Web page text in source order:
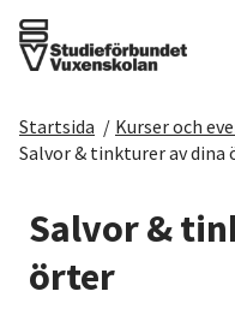
Det här gör vi
För dig som
Sök kurser och
Startsida / Kurser och
Salvor & tinkturer av dina
Salvor &
örter